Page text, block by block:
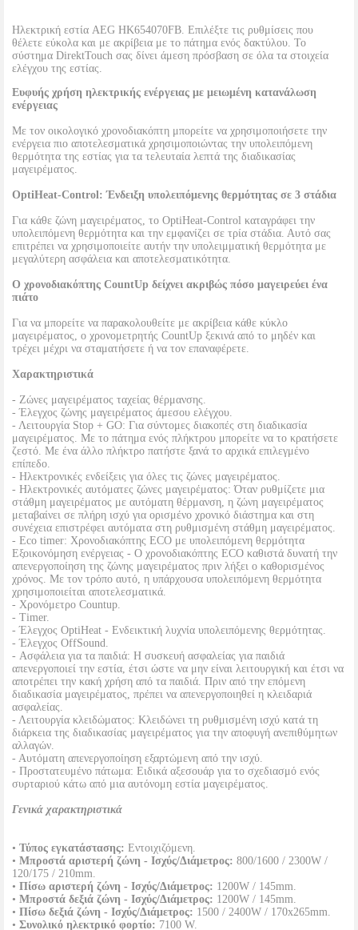
Ηλεκτρική εστία AEG HK654070FB. Επιλέξτε τις ρυθμίσεις που
θέλετε εύκολα και με ακρίβεια με το πάτημα ενός δακτύλου. Το
σύστημα DirektTouch σας δίνει άμεση πρόσβαση σε όλα τα στοιχεία
ελέγχου της εστίας.
Ευφυής χρήση ηλεκτρικής ενέργειας με μειωμένη κατανάλωση
ενέργειας
Με τον οικολογικό χρονοδιακόπτη μπορείτε να χρησιμοποιήσετε την
ενέργεια πιο αποτελεσματικά χρησιμοποιώντας την υπολειπόμενη
θερμότητα της εστίας για τα τελευταία λεπτά της διαδικασίας
μαγειρέματος.
OptiHeat-Control: Ένδειξη υπολειπόμενης θερμότητας σε 3 στάδια
Για κάθε ζώνη μαγειρέματος, το OptiHeat-Control καταγράφει την
υπολειπόμενη θερμότητα και την εμφανίζει σε τρία στάδια. Αυτό σας
επιτρέπει να χρησιμοποιείτε αυτήν την υπολειμματική θερμότητα με
μεγαλύτερη ασφάλεια και αποτελεσματικότητα.
Ο χρονοδιακόπτης CountUp δείχνει ακριβώς πόσο μαγειρεύει ένα
πιάτο
Για να μπορείτε να παρακολουθείτε με ακρίβεια κάθε κύκλο
μαγειρέματος, ο χρονομετρητής CountUp ξεκινά από το μηδέν και
τρέχει μέχρι να σταματήσετε ή να τον επαναφέρετε.
Χαρακτηριστικά
- Ζώνες μαγειρέματος ταχείας θέρμανσης.
- Έλεγχος ζώνης μαγειρέματος άμεσου ελέγχου.
- Λειτουργία Stop + GO: Για σύντομες διακοπές στη διαδικασία
μαγειρέματος. Με το πάτημα ενός πλήκτρου μπορείτε να το κρατήσετε
ζεστό. Με ένα άλλο πλήκτρο πατήστε ξανά το αρχικά επιλεγμένο
επίπεδο.
- Ηλεκτρονικές ενδείξεις για όλες τις ζώνες μαγειρέματος.
- Ηλεκτρονικές αυτόματες ζώνες μαγειρέματος: Όταν ρυθμίζετε μια
στάθμη μαγειρέματος με αυτόματη θέρμανση, η ζώνη μαγειρέματος
μεταβαίνει σε πλήρη ισχύ για ορισμένο χρονικό διάστημα και στη
συνέχεια επιστρέφει αυτόματα στη ρυθμισμένη στάθμη μαγειρέματος.
- Eco timer: Χρονοδιακόπτης ECO με υπολειπόμενη θερμότητα
Εξοικονόμηση ενέργειας - Ο χρονοδιακόπτης ECO καθιστά δυνατή την
απενεργοποίηση της ζώνης μαγειρέματος πριν λήξει ο καθορισμένος
χρόνος. Με τον τρόπο αυτό, η υπάρχουσα υπολειπόμενη θερμότητα
χρησιμοποιείται αποτελεσματικά.
- Χρονόμετρο Countup.
- Timer.
- Έλεγχος OptiHeat - Ενδεικτική λυχνία υπολειπόμενης θερμότητας.
- Έλεγχος OffSound.
- Ασφάλεια για τα παιδιά: Η συσκευή ασφαλείας για παιδιά
απενεργοποιεί την εστία, έτσι ώστε να μην είναι λειτουργική και έτσι να
αποτρέπει την κακή χρήση από τα παιδιά. Πριν από την επόμενη
διαδικασία μαγειρέματος, πρέπει να απενεργοποιηθεί η κλειδαριά
ασφαλείας.
- Λειτουργία κλειδώματος: Κλειδώνει τη ρυθμισμένη ισχύ κατά τη
διάρκεια της διαδικασίας μαγειρέματος για την αποφυγή ανεπιθύμητων
αλλαγών.
- Αυτόματη απενεργοποίηση εξαρτώμενη από την ισχύ.
- Προστατευμένο πάτωμα: Ειδικά αξεσουάρ για το σχεδιασμό ενός
συρταριού κάτω από μια αυτόνομη εστία μαγειρέματος.
Γενικά χαρακτηριστικά
• Τύπος εγκατάστασης: Εντοιχιζόμενη.
• Μπροστά αριστερή ζώνη - Ισχύς/Διάμετρος: 800/1600 / 2300W /
120/175 / 210mm.
• Πίσω αριστερή ζώνη - Ισχύς/Διάμετρος: 1200W / 145mm.
• Μπροστά δεξιά ζώνη - Ισχύς/Διάμετρος: 1200W / 145mm.
• Πίσω δεξιά ζώνη - Ισχύς/Διάμετρος: 1500 / 2400W / 170x265mm.
• Συνολικό ηλεκτρικό φορτίο: 7100 W.